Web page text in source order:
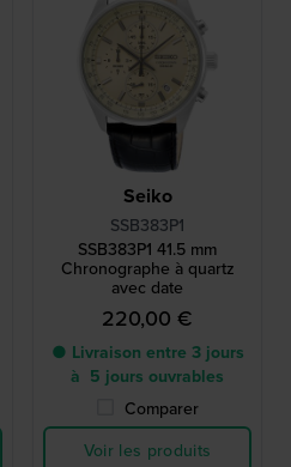
Seiko
SSB383P1
SSB383P1 41.5 mm
Chronographe à quartz
avec date
220,00 €
● Livraison entre 3 jours
à 5 jours ouvrables
Comparer
Voir les produits